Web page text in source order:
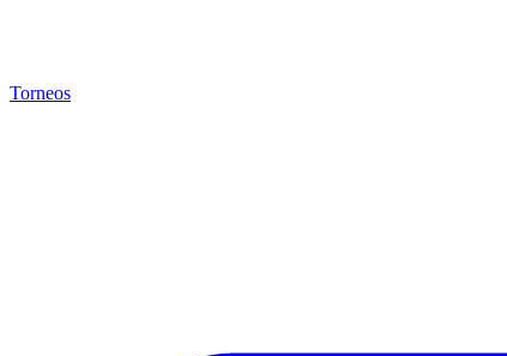
Torneos